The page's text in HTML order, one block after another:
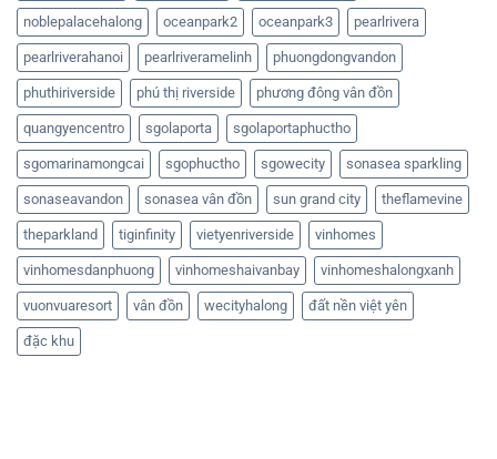
noblepalacehalong oceanpark2 oceanpark3 pearlrivera
pearlriverahanoi pearlriveramelinh phuongdongvandon
phuthiriverside phú thị riverside phương đông vân đồn
quangyencentro sgolaporta sgolaportaphuctho
sgomarinamongcai sgophuctho sgowecity sonasea sparkling
sonaseavandon sonasea vân đồn sun grand city theflamevine
theparkland tiginfinity vietyenriverside vinhomes
vinhomesdanphuong vinhomeshaivanbay vinhomeshalongxanh
vuonvuaresort vân đồn wecityhalong đất nền việt yên
đặc khu